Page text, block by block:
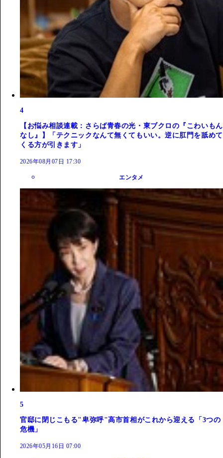
4
【お悩み相談連載：さらば青春の光・東ブクロの『こわいもん
なし』】「テクニックなんて無くてもいい。逆に肛門を舐めて
くる方が引きます」
2026年08月07日 17:30
エンタメ
5
官邸に閉じこもる"卑弥呼"高市首相がこれから迎える「3つの
危機」
2026年05月16日 07:00